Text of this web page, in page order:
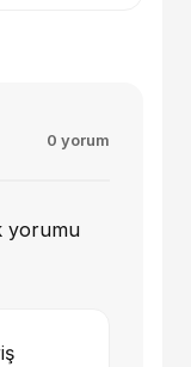
0 yorum
yorumu